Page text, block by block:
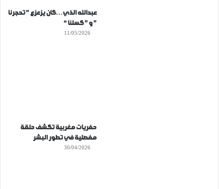
عبدالله الذي…كان يزعزع ” تحجرنا
” و ” كسلنا “
11/05/2026
حفريات مغربية تكشف حلقة
مفصلية في تطور البشر
30/04/2026